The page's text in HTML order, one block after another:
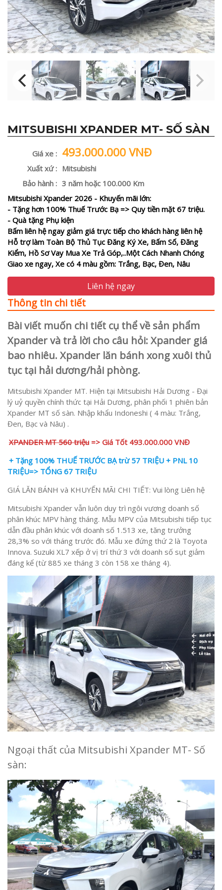
MITSUBISHI XPANDER MT- SỐ SÀN
Giá xe : 493.000.000 VNĐ
Xuất xứ : Mitsubishi
Bảo hành : 3 năm hoặc 100.000 Km
Mitsubishi Xpander 2026 - Khuyến mãi lớn:
- Tặng hơn 100% Thuế Trước Bạ => Quy tiền mặt 67 triệu.
- Quà tặng Phụ kiện
Bấm liên hệ ngay giảm giá trực tiếp cho khách hàng liên hệ
Hỗ trợ làm Toàn Bộ Thủ Tục Đăng Ký Xe, Bấm Số, Đăng
Kiểm, Hồ Sơ Vay Mua Xe Trả Góp,..Một Cách Nhanh Chóng
Giao xe ngay, Xe có 4 màu gồm: Trắng, Bạc, Đen, Nâu
Liên hệ ngay
Thông tin chi tiết
Bài viết muốn chi tiết cụ thể về sản phẩm
Xpander và trả lời cho câu hỏi: Xpander giá
bao nhiêu. Xpander lăn bánh xong xuôi thủ
tục tại hải dương/hải phòng.
Mitsubishi Xpander MT. Hiện tại Mitsubishi Hải Dương - Đại
lý uỷ quyền chính thức tại Hải Dương, phân phối 1 phiên bản
Xpander MT số sàn. Nhập khẩu Indoneshi ( 4 màu: Trắng,
Đen, Bạc và Nâu) .
XPANDER MT 560 triệu => Giá Tốt 493.000.000 VNĐ
+ Tặng 100% THUẾ TRƯỚC BẠ trừ 57 TRIỆU + PNL 10
TRIỆU=> TỔNG 67 TRIỆU
GIÁ LĂN BÁNH và KHUYẾN MÃI CHI TIẾT: Vui lòng Liên hệ
Mitsubishi Xpander vẫn luôn duy trì ngôi vương doanh số
phân khúc MPV hàng tháng. Mẫu MPV của Mitsubishi tiếp tục
dẫn đầu phân khúc với doanh số 1.513 xe, tăng trưởng
28,3% so với tháng trước đó. Mẫu xe đứng thứ 2 là Toyota
Innova. Suzuki XL7 xếp ở vị trí thứ 3 với doanh số sụt giảm
đáng kể (từ 885 xe tháng 3 còn 158 xe tháng 4).
Ngoại thất của Mitsubishi Xpander MT- Số
sàn: